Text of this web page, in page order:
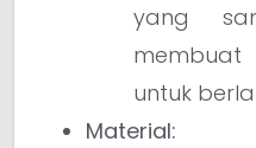
yang
untuk
Material: